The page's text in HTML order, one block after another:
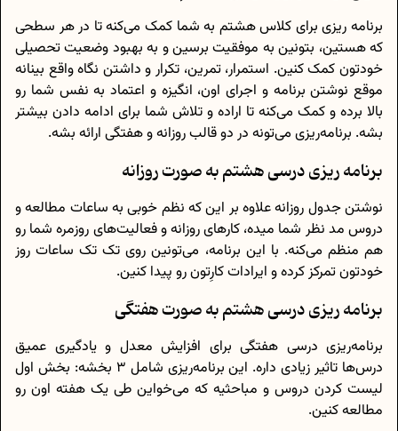
برنامه ریزی برای کلاس هشتم به شما کمک می‌کنه تا در هر سطحی
که هستین، بتونین به موفقیت برسین و به بهبود وضعیت تحصیلی
خودتون کمک کنین. استمرار، تمرین، تکرار و داشتن نگاه واقع بینانه
موقع نوشتن برنامه و اجرای اون، انگیزه و اعتماد به نفس شما رو
بالا برده و کمک می‌کنه تا اراده و تلاش شما برای ادامه دادن بیشتر
بشه. برنامه‌ریزی می‌تونه در دو قالب روزانه و هفتگی ارائه بشه.
برنامه ریزی درسی هشتم به صورت روزانه
نوشتن جدول روزانه علاوه بر این که نظم خوبی به ساعات مطالعه و
دروس مد نظر شما میده، کارهای روزانه و فعالیت‌های روزمره شما رو
هم منظم می‌کنه. با این برنامه، می‌تونین روی تک تک ساعات روز
خودتون تمرکز کرده و ایرادات کارِتون رو پیدا کنین.
برنامه ریزی درسی هشتم به صورت هفتگی
برنامه‌ریزی درسی هفتگی برای افزایش معدل و یادگیری عمیق
درس‌ها تاثیر زیادی داره. این برنامه‌ریزی شامل 3 بخشه: بخش اول
لیست کردن دروس و مباحثیه که می‌خواین طی یک هفته اون رو
مطالعه کنین.